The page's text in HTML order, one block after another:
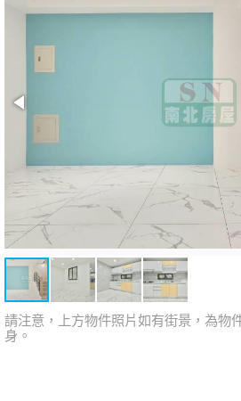
請注意，上方物件照片如有街景，為物
身。